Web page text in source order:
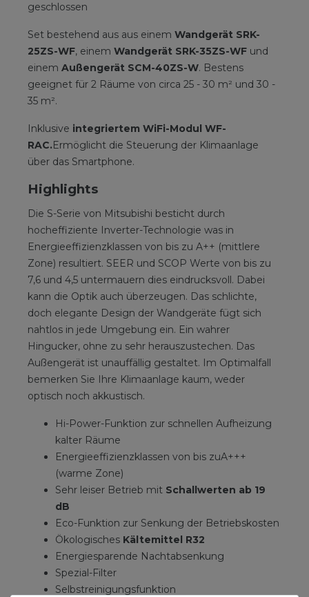
geschlossen
Set bestehend aus aus einem Wandgerät SRK-
25ZS-WF, einem Wandgerät SRK-35ZS-WF und
einem Außengerät SCM-40ZS-W. Bestens
geeignet für 2 Räume von circa 25 - 30 m² und 30 -
35 m².
Inklusive integriertem WiFi-Modul WF-
RAC.Ermöglicht die Steuerung der Klimaanlage
über das Smartphone.
Highlights
Die S-Serie von Mitsubishi besticht durch
hocheffiziente Inverter-Technologie was in
Energieeffizienzklassen von bis zu A++ (mittlere
Zone) resultiert. SEER und SCOP Werte von bis zu
7,6 und 4,5 untermauern dies eindrucksvoll. Dabei
kann die Optik auch überzeugen. Das schlichte,
doch elegante Design der Wandgeräte fügt sich
nahtlos in jede Umgebung ein. Ein wahrer
Hingucker, ohne zu sehr herauszustechen. Das
Außengerät ist unauffällig gestaltet. Im Optimalfall
bemerken Sie Ihre Klimaanlage kaum, weder
optisch noch akkustisch.
Hi-Power-Funktion zur schnellen Aufheizung
kalter Räume
Energieeffizienzklassen von bis zuA+++
(warme Zone)
Sehr leiser Betrieb mit Schallwerten ab 19
dB
Eco-Funktion zur Senkung der Betriebskosten
Ökologisches Kältemittel R32
Energiesparende Nachtabsenkung
Spezial-Filter
Selbstreinigungsfunktion